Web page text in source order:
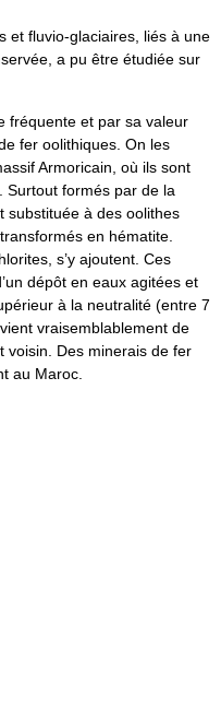
et fluvio-glaciaires, liés à une
a pu être étudiée sur
fréquente et par sa valeur
fer oolithiques. On les
Armoricain, où ils sont
Surtout formés par de la
substituée à des oolithes
en hématite.
s’y ajoutent. Ces
dépôt en eaux agitées et
à la neutralité (entre 7
vraisemblablement de
voisin. Des minerais de fer
au Maroc.